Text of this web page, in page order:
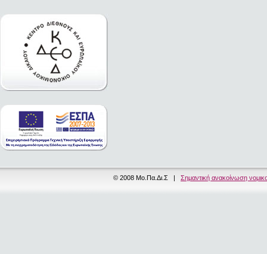
© 2008 Μο.Πα.Δι.Σ | Σημαντική ανακοίνωση